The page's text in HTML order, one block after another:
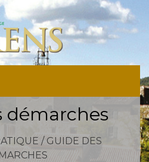
démarches
/ GUIDE DES